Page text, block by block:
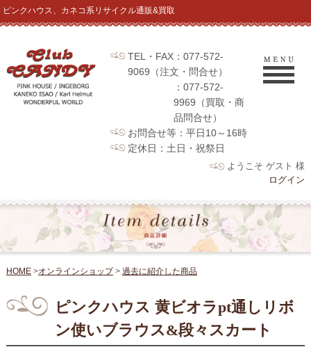
ピンクハウス、カネコ系リサイクル通販&買取
TEL・FAX：077-572-
9069（注文・問合せ）
：077-572-
9969（買取・商
品問合せ）
お問合せ等：平日10～16時
定休日：土日・祝祭日
ようこそ ゲスト 様
ログイン
HOME>オンラインショップ> 過去に紹介した商品
ピンクハウス 黄ビオラpt通しリボ
ン使いブラウス&段々スカート